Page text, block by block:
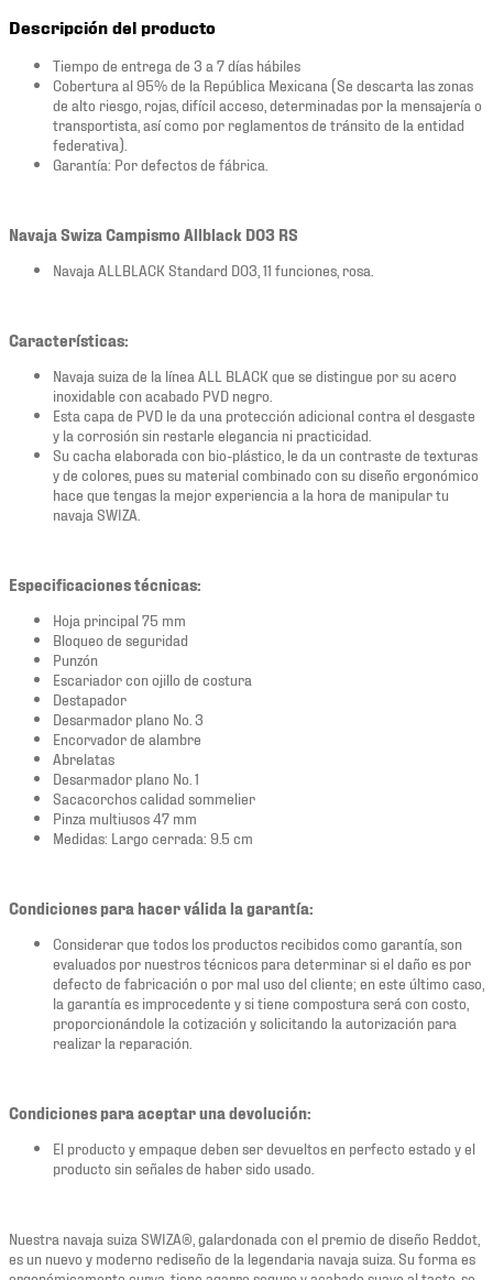
Descripción del producto
Tiempo de entrega de 3 a 7 días hábiles
Cobertura al 95% de la República Mexicana (Se descarta las zonas
de alto riesgo, rojas, difícil acceso, determinadas por la mensajería o
transportista, así como por reglamentos de tránsito de la entidad
federativa).
Garantía: Por defectos de fábrica.
Navaja Swiza Campismo Allblack D03 RS
Navaja ALLBLACK Standard D03, 11 funciones, rosa.
Características:
Navaja suiza de la línea ALL BLACK que se distingue por su acero
inoxidable con acabado PVD negro.
Esta capa de PVD le da una protección adicional contra el desgaste
y la corrosión sin restarle elegancia ni practicidad.
Su cacha elaborada con bio-plástico, le da un contraste de texturas
y de colores, pues su material combinado con su diseño ergonómico
hace que tengas la mejor experiencia a la hora de manipular tu
navaja SWIZA.
Especificaciones técnicas:
Hoja principal 75 mm
Bloqueo de seguridad
Punzón
Escariador con ojillo de costura
Destapador
Desarmador plano No. 3
Encorvador de alambre
Abrelatas
Desarmador plano No. 1
Sacacorchos calidad sommelier
Pinza multiusos 47 mm
Medidas: Largo cerrada: 9.5 cm
Condiciones para hacer válida la garantía:
Considerar que todos los productos recibidos como garantía, son
evaluados por nuestros técnicos para determinar si el daño es por
defecto de fabricación o por mal uso del cliente; en este último caso,
la garantía es improcedente y si tiene compostura será con costo,
proporcionándole la cotización y solicitando la autorización para
realizar la reparación.
Condiciones para aceptar una devolución:
El producto y empaque deben ser devueltos en perfecto estado y el
producto sin señales de haber sido usado.
Nuestra navaja suiza SWIZA®, galardonada con el premio de diseño Reddot,
es un nuevo y moderno rediseño de la legendaria navaja suiza. Su forma es